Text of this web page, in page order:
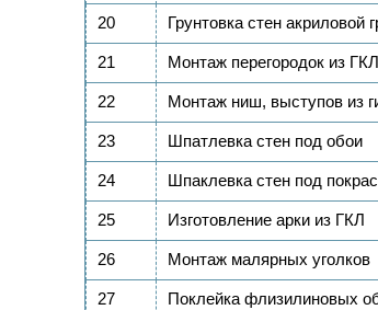
20 Грунтовка стен акриловой
21 Монтаж перегородок из
22 Монтаж ниш, выступов из
23 Шпатлевка стен под обои
24 Шпаклевка стен под
25 Изготовление арки из ГКЛ
26 Монтаж малярных уголков
27 Поклейка флизилиновых